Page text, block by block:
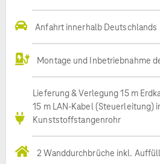
Anfahrt innerhalb Deutschlands
Montage und Inbetriebnahme
Lieferung & Verlegung 15 m
15 m LAN-Kabel (Steuerleitung)
Kunststoffstangenrohr
2 Wanddurchbrüche inkl.